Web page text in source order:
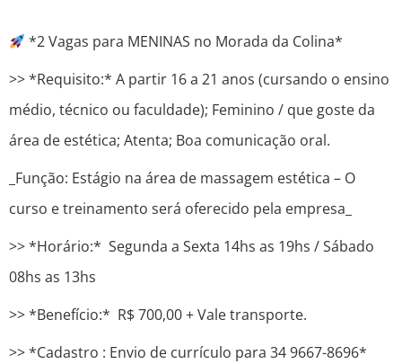
*2 Vagas para MENINAS no Morada da Colina*
>> *Requisito:* A partir 16 a 21 anos (cursando o ensino
médio, técnico ou faculdade); Feminino / que goste da
área de estética; Atenta; Boa comunicação oral.
_Função: Estágio na área de massagem estética – O
curso e treinamento será oferecido pela empresa_
>> *Horário:* Segunda a Sexta 14hs as 19hs / Sábado
08hs as 13hs
>> *Benefício:* R$ 700,00 + Vale transporte.
>> *Cadastro : ​​Envio de currículo para 34 9667-8696*